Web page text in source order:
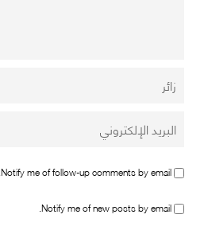
Notify me of follow-up comments by email.
Notify me of new posts by email.